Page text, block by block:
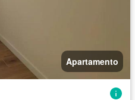
Apartamento